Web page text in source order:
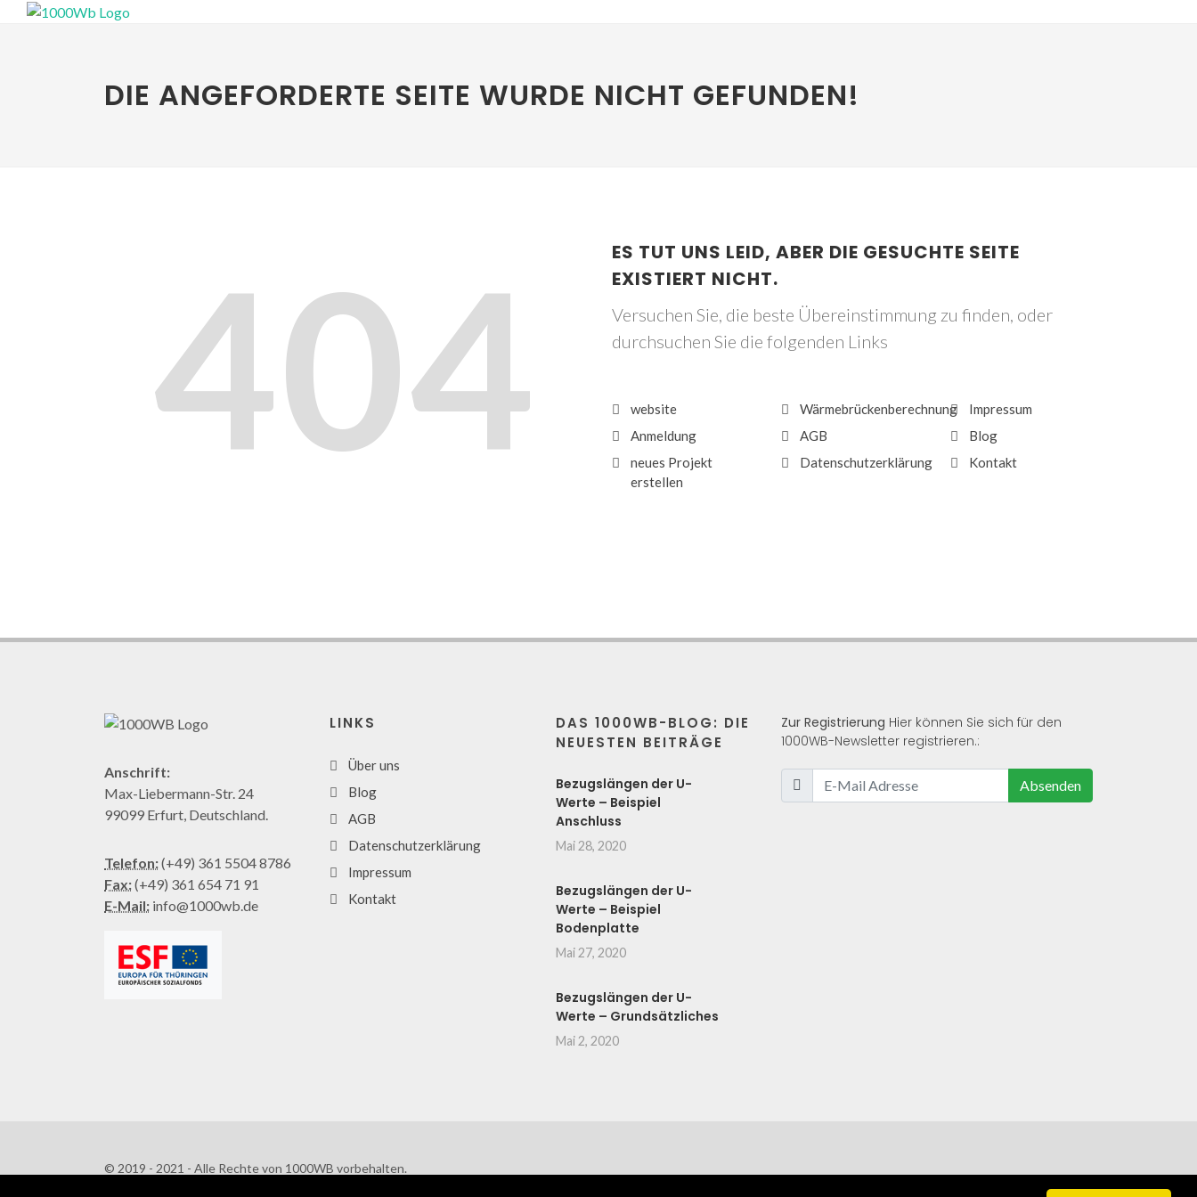
DIE ANGEFORDERTE SEITE WURDE NICHT GEFUNDEN!
404
ES TUT UNS LEID, ABER DIE GESUCHTE SEITE
EXISTIERT NICHT.
Versuchen Sie, die beste Übereinstimmung zu finden, oder
durchsuchen Sie die folgenden Links
website
Anmeldung
neues Projekt
erstellen
Wärmebrückenberechnung
AGB
Datenschutzerklärung
Impressum
Blog
Kontakt
Anschrift:
Max-Liebermann-Str. 24
99099 Erfurt, Deutschland.
Telefon:(+49) 361 5504 8786
Fax:(+49) 361 654 71 91
E-Mail: info@1000wb.de
LINKS
Über uns
Blog
AGB
Datenschutzerklärung
Impressum
Kontakt
DAS 1000WB-BLOG: DIE
NEUESTEN BEITRÄGE
Bezugslängen der U-
Werte – Beispiel
Anschluss
Mai 28, 2020
Bezugslängen der U-
Werte – Beispiel
Bodenplatte
Mai 27, 2020
Bezugslängen der U-
Werte – Grundsätzliches
Mai 2, 2020
Zur Registrierung Hier können Sie sich für den
1000WB-Newsletter registrieren.:
Absenden
© 2019 - 2021 - Alle Rechte von 1000WB vorbehalten.